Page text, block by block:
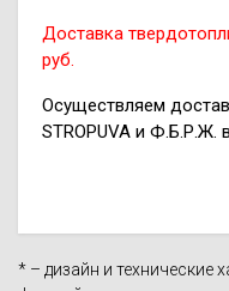
Доставка
руб.
Осуществляем
STROPUVA и Ф.Б.Р.Ж.
* – дизайн и технические